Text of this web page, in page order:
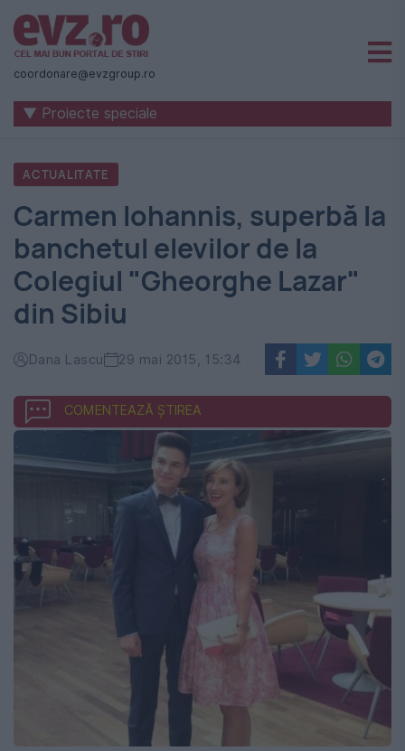
Știri
naționale
internaționale
România
-
Evenimentul
Zilei
coordonare@evzgroup.ro
▼ Proiecte speciale
ACTUALITATE
Carmen Iohannis, superbă la
banchetul elevilor de la
Colegiul "Gheorghe Lazar"
din Sibiu
Dana Lascu 29 mai 2015, 15:34
COMENTEAZĂ ȘTIREA